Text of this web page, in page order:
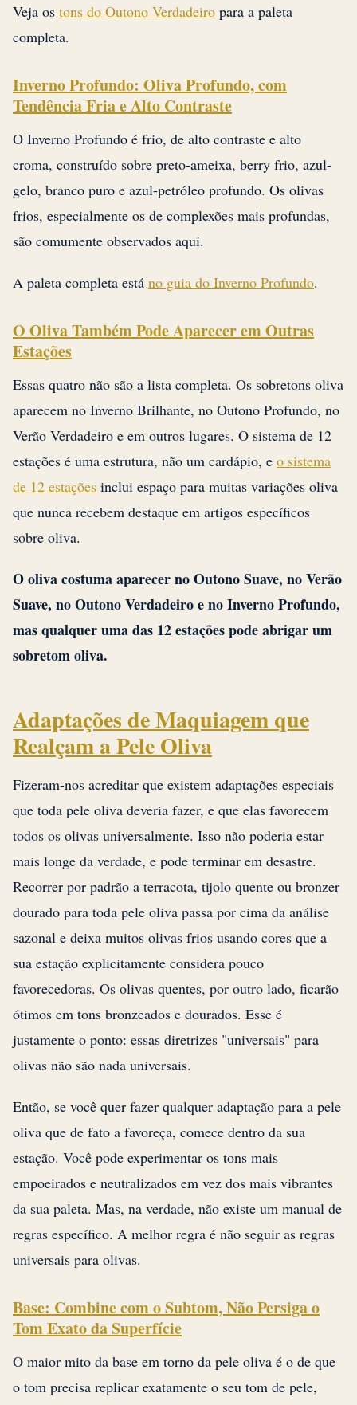
Veja os tons do Outono Verdadeiro para a paleta
completa.
Inverno Profundo: Oliva Profundo, com
Tendência Fria e Alto Contraste
O Inverno Profundo é frio, de alto contraste e alto
croma, construído sobre preto-ameixa, berry frio, azul-
gelo, branco puro e azul-petróleo profundo. Os olivas
frios, especialmente os de complexões mais profundas,
são comumente observados aqui.
A paleta completa está no guia do Inverno Profundo.
O Oliva Também Pode Aparecer em Outras
Estações
Essas quatro não são a lista completa. Os sobretons oliva
aparecem no Inverno Brilhante, no Outono Profundo, no
Verão Verdadeiro e em outros lugares. O sistema de 12
estações é uma estrutura, não um cardápio, e o sistema
de 12 estações inclui espaço para muitas variações oliva
que nunca recebem destaque em artigos específicos
sobre oliva.
O oliva costuma aparecer no Outono Suave, no Verão
Suave, no Outono Verdadeiro e no Inverno Profundo,
mas qualquer uma das 12 estações pode abrigar um
sobretom oliva.
Adaptações de Maquiagem que
Realçam a Pele Oliva
Fizeram-nos acreditar que existem adaptações especiais
que toda pele oliva deveria fazer, e que elas favorecem
todos os olivas universalmente. Isso não poderia estar
mais longe da verdade, e pode terminar em desastre.
Recorrer por padrão a terracota, tijolo quente ou bronzer
dourado para toda pele oliva passa por cima da análise
sazonal e deixa muitos olivas frios usando cores que a
sua estação explicitamente considera pouco
favorecedoras. Os olivas quentes, por outro lado, ficarão
ótimos em tons bronzeados e dourados. Esse é
justamente o ponto: essas diretrizes "universais" para
olivas não são nada universais.
Então, se você quer fazer qualquer adaptação para a pele
oliva que de fato a favoreça, comece dentro da sua
estação. Você pode experimentar os tons mais
empoeirados e neutralizados em vez dos mais vibrantes
da sua paleta. Mas, na verdade, não existe um manual de
regras específico. A melhor regra é não seguir as regras
universais para olivas.
Base: Combine com o Subtom, Não Persiga o
Tom Exato da Superfície
O maior mito da base em torno da pele oliva é o de que
o tom precisa replicar exatamente o seu tom de pele,